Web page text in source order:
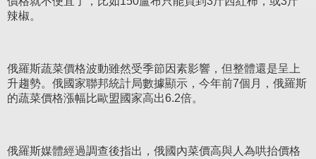
辣椒。
俄羅斯蔬菜價格波動雖然受季節因素影響，但整體還是呈上
升趨勢。俄國家聯邦統計局數據顯示，今年前7個月，俄羅斯
的蔬菜價格漲幅比歐盟國家高出6.2倍。
俄羅斯媒體經過調查後指出，俄國內菜價高與人為哄抬價格